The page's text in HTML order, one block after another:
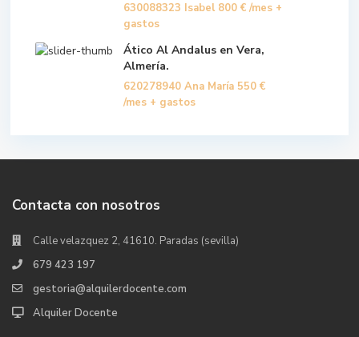
630088323 Isabel 800 € /mes +
gastos
Ático Al Andalus en Vera,
Almería.
620278940 Ana María 550 €
/mes + gastos
Contacta con nosotros
Calle velazquez 2, 41610. Paradas (sevilla)
679 423 197
gestoria@alquilerdocente.com
Alquiler Docente